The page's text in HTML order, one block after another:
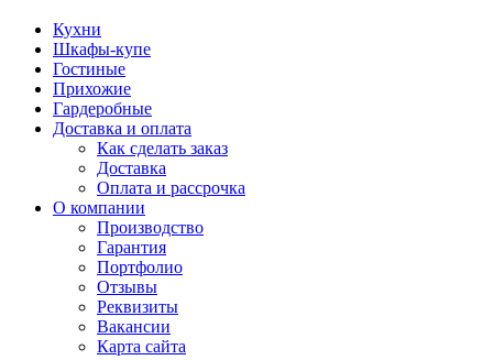
Кухни
Шкафы-купе
Гостиные
Прихожие
Гардеробные
Доставка и оплата
Как сделать заказ
Доставка
Оплата и рассрочка
О компании
Производство
Гарантия
Портфолио
Отзывы
Реквизиты
Вакансии
Карта сайта